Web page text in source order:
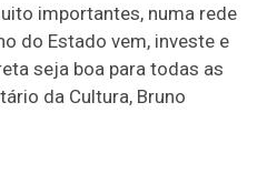
importantes, numa rede
do Estado vem, investe e
seja boa para todas as
da Cultura, Bruno